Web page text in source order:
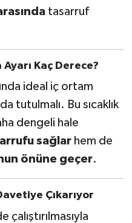
tasarruf
Kaç Derece?
ideal iç ortam
tutulmalı. Bu sıcaklık
dengeli hale
sağlarhem de
önüne geçer.
Çıkarıyor
çalıştırılmasıyla